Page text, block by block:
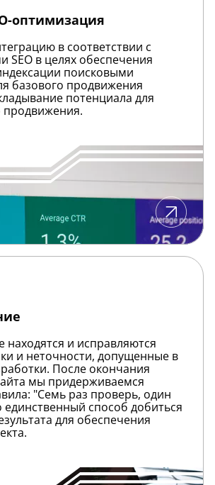
оптимизация
в соответствии с
SEO в целях обеспечения
поисковыми
базового продвижения
потенциала для
находятся и исправляются
и неточности, допущенные в
После окончания
мы придерживаемся
"Семь раз проверь, один
единственный способ добиться
для обеспечения